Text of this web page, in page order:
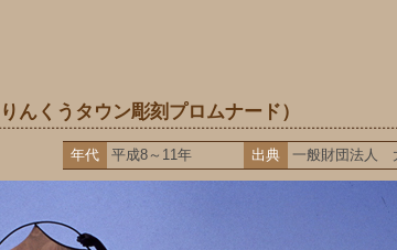
んくうタウン彫刻プロムナード）
年代 平成8～11年 出典 一般財団法人